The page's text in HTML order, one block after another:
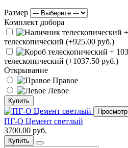
Размер
Комплект добора
телескопический (+925.00 руб.)
телескопический (+1037.50 руб.)
Открывание
Правое
Левое
Купить
Просмотр
ПГ-О Цемент светлый
3700.00 руб.
Купить